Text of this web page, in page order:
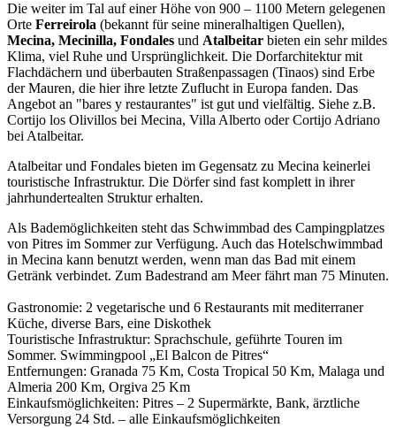
Die weiter im Tal auf einer Höhe von 900 – 1100 Metern gelegenen
Orte Ferreirola (bekannt für seine mineralhaltigen Quellen),
Mecina, Mecinilla, Fondales und Atalbeitar bieten ein sehr mildes
Klima, viel Ruhe und Ursprünglichkeit. Die Dorfarchitektur mit
Flachdächern und überbauten Straßenpassagen (Tinaos) sind Erbe
der Mauren, die hier ihre letzte Zuflucht in Europa fanden. Das
Angebot an "bares y restaurantes" ist gut und vielfältig. Siehe z.B.
Cortijo los Olivillos bei Mecina, Villa Alberto oder Cortijo Adriano
bei Atalbeitar.
Atalbeitar und Fondales bieten im Gegensatz zu Mecina keinerlei
touristische Infrastruktur. Die Dörfer sind fast komplett in ihrer
jahrhundertealten Struktur erhalten.
Als Bademöglichkeiten steht das Schwimmbad des Campingplatzes
von Pitres im Sommer zur Verfügung. Auch das Hotelschwimmbad
in Mecina kann benutzt werden, wenn man das Bad mit einem
Getränk verbindet. Zum Badestrand am Meer fährt man 75 Minuten.
Gastronomie: 2 vegetarische und 6 Restaurants mit mediterraner
Küche, diverse Bars, eine Diskothek
Touristische Infrastruktur: Sprachschule, geführte Touren im
Sommer. Swimmingpool „El Balcon de Pitres“
Entfernungen: Granada 75 Km, Costa Tropical 50 Km, Malaga und
Almeria 200 Km, Orgiva 25 Km
Einkaufsmöglichkeiten: Pitres – 2 Supermärkte, Bank, ärztliche
Versorgung 24 Std. – alle Einkaufsmöglichkeiten